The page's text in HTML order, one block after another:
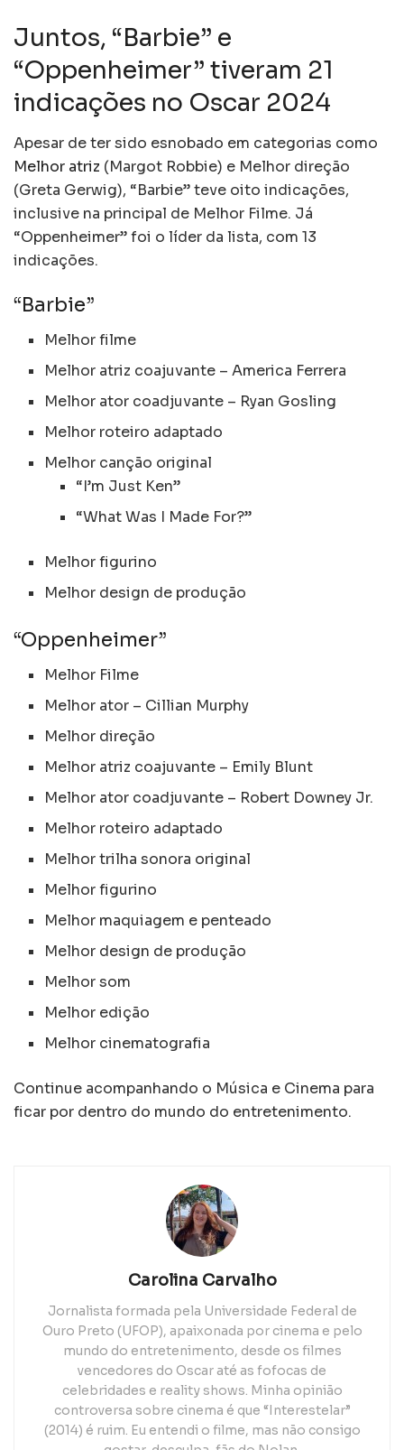
Juntos, “Barbie” e
“Oppenheimer” tiveram 21
indicações no Oscar 2024
Apesar de ter sido esnobado em categorias como
Melhor atriz (Margot Robbie) e Melhor direção
(Greta Gerwig), “Barbie” teve oito indicações,
inclusive na principal de Melhor Filme. Já
“Oppenheimer” foi o líder da lista, com 13
indicações.
“Barbie”
Melhor filme
Melhor atriz coajuvante – America Ferrera
Melhor ator coadjuvante – Ryan Gosling
Melhor roteiro adaptado
Melhor canção original
“I’m Just Ken”
“What Was I Made For?”
Melhor figurino
Melhor design de produção
“Oppenheimer”
Melhor Filme
Melhor ator – Cillian Murphy
Melhor direção
Melhor atriz coajuvante – Emily Blunt
Melhor ator coadjuvante – Robert Downey Jr.
Melhor roteiro adaptado
Melhor trilha sonora original
Melhor figurino
Melhor maquiagem e penteado
Melhor design de produção
Melhor som
Melhor edição
Melhor cinematografia
Continue acompanhando o Música e Cinema para
ficar por dentro do mundo do entretenimento.
Carolina Carvalho
Jornalista formada pela Universidade Federal de
Ouro Preto (UFOP), apaixonada por cinema e pelo
mundo do entretenimento, desde os filmes
vencedores do Oscar até as fofocas de
celebridades e reality shows. Minha opinião
controversa sobre cinema é que “Interestelar”
(2014) é ruim. Eu entendi o filme, mas não consigo